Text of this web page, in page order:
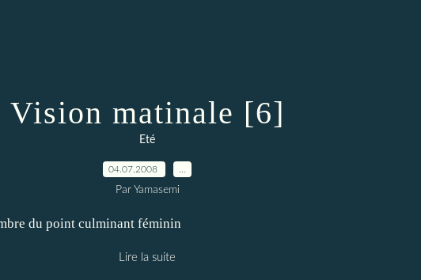
Vision matinale [6]
Eté
04.07.2008
Par Yamasemi
du point culminant féminin
Lire la suite